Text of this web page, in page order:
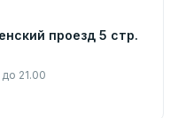
проезд 5 стр.
21.00